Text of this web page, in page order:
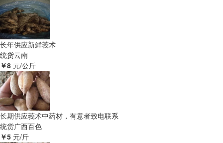
长年供应新鲜莪术
统货云南
￥8 元/公斤
长期供应莪术中药材，有意者致电联系
统货广西百色
￥5 元/斤